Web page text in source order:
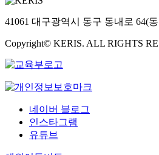
41061 대구광역시 동구 동내로 64(
Copyright© KERIS. ALL RIGHTS
네이버 블로그
인스타그램
유튜브